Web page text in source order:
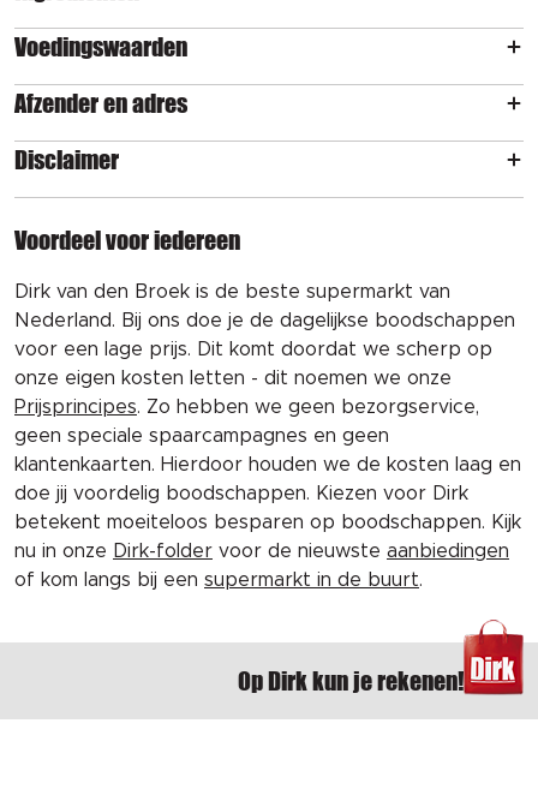
Voedingswaarden
Afzender en adres
Disclaimer
Voordeel voor iedereen
Dirk van den Broek is de beste supermarkt van
Nederland. Bij ons doe je de dagelijkse boodschappen
voor een lage prijs. Dit komt doordat we scherp op
onze eigen kosten letten - dit noemen we onze
Prijsprincipes. Zo hebben we geen bezorgservice,
geen speciale spaarcampagnes en geen
klantenkaarten. Hierdoor houden we de kosten laag en
doe jij voordelig boodschappen. Kiezen voor Dirk
betekent moeiteloos besparen op boodschappen. Kijk
nu in onze Dirk-folder voor de nieuwste aanbiedingen
of kom langs bij een supermarkt in de buurt.
Op Dirk kun je rekenen!